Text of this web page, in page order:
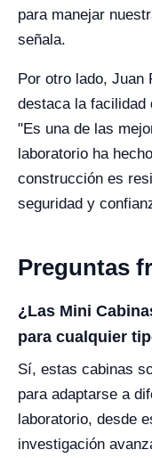
para manejar
señala.
Por otro lado, Juan
destaca la facilidad
"Es una de las
laboratorio ha
construcción es
seguridad y
Preguntas
¿Las Mini
para cualquier
Sí, estas cabinas
para adaptarse a
laboratorio, desde
investigación